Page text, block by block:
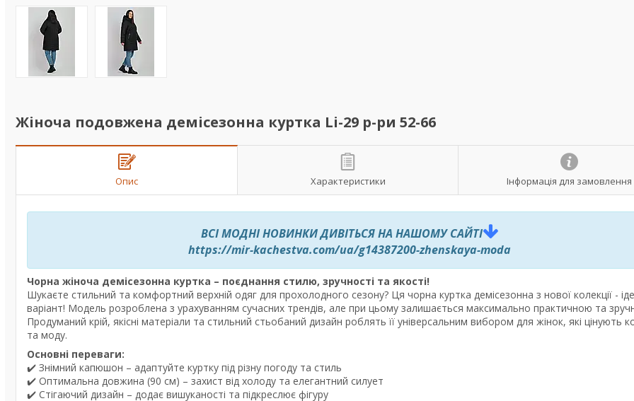
Жіноча подовжена демісезонна куртка Li-29 р-ри 52-66
Опис Характеристики Інформація для замовлення
ВСІ МОДНІ НОВИНКИ ДИВІТЬСЯ НА НАШОМУ САЙТІ
https://mir-kachestva.com/ua/g14387200-zhenskaya-moda
Чорна жіноча демісезонна куртка – поєднання стилю, зручності та якості!
Шукаєте стильний та комфортний верхній одяг для прохолодного сезону? Ця чорна куртка демісезонна з нової колекції -
варіант! Модель розроблена з урахуванням сучасних трендів, але при цьому залишається максимально практичною та
Продуманий крій, якісні матеріали та стильний стьобаний дизайн роблять її універсальним вибором для жінок, які цінують
та моду.
Основні переваги:
✔️ Знімний капюшон – адаптуйте куртку під різну погоду та стиль
✔️ Оптимальна довжина (90 см) – захист від холоду та елегантний силует
✔️ Стігаючий дизайн – додає вишуканості та підкреслює фігуру